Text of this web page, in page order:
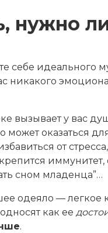
нужно
себе идеального
никакого
вызывает у вас
может оказаться
от
сном младенца”…
одеяло — легкое
как ее
.